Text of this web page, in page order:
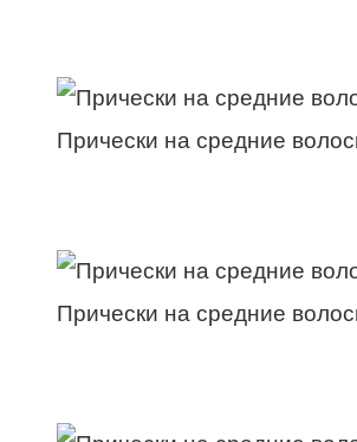
Прически на средние
Прически на средние